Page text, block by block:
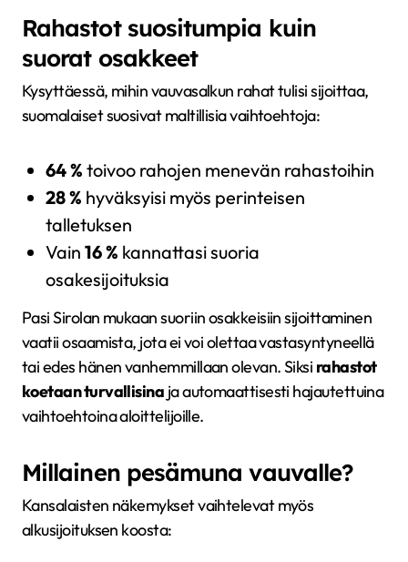
Rahastot suositumpia kuin
suorat osakkeet
Kysyttäessä, mihin vauvasalkun rahat tulisi sijoittaa,
suomalaiset suosivat maltillisia vaihtoehtoja:
64 % toivoo rahojen menevän rahastoihin
28 % hyväksyisi myös perinteisen
talletuksen
Vain 16 % kannattasi suoria
osakesijoituksia
Pasi Sirolan mukaan suoriin osakkeisiin sijoittaminen
vaatii osaamista, jota ei voi olettaa vastasyntyneellä
tai edes hänen vanhemmillaan olevan. Siksi rahastot
koetaan turvallisina ja automaattisesti hajautettuina
vaihtoehtoina aloittelijoille.
Millainen pesämuna vauvalle?
Kansalaisten näkemykset vaihtelevat myös
alkusijoituksen koosta: